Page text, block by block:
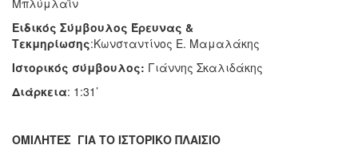
Ειδικός Σύμβουλος Έρευνας &
Τεκμηρίωσης:Κωνσταντίνος Ε. Μαμαλάκης
Ιστορικός σύμβουλος: Γιάννης Σκαλιδάκης
Διάρκεια: 1:31’
ΟΜΙΛΗΤΕΣ ΓΙΑ ΤΟ ΙΣΤΟΡΙΚΟ ΠΛΑΙΣΙΟ